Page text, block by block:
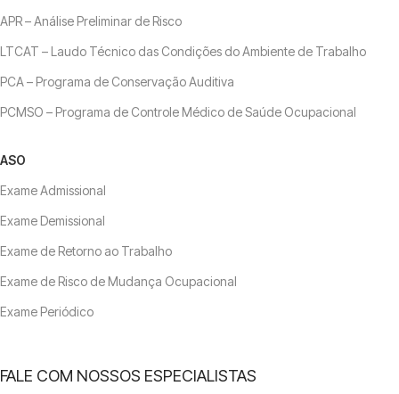
APR – Análise Preliminar de Risco
LTCAT – Laudo Técnico das Condições do Ambiente de Trabalho
PCA – Programa de Conservação Auditiva
PCMSO – Programa de Controle Médico de Saúde Ocupacional
ASO
Exame Admissional
Exame Demissional
Exame de Retorno ao Trabalho
Exame de Risco de Mudança Ocupacional
Exame Periódico
FALE COM NOSSOS ESPECIALISTAS